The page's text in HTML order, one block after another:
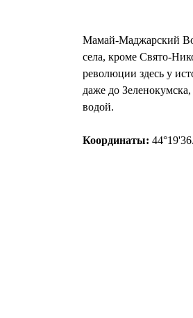
Мамай-Маджарский
села, кроме Свято-
революции здесь у
даже до
водой.
Координаты: